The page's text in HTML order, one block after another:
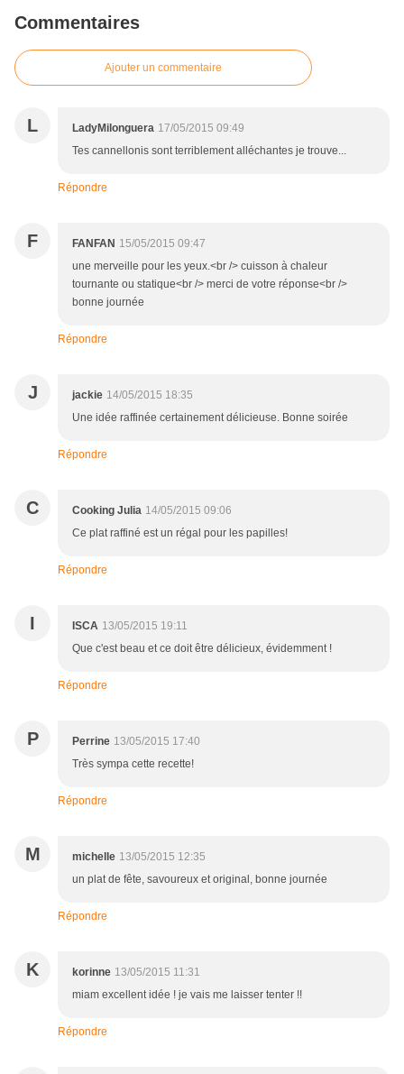
Commentaires
Ajouter un commentaire
L LadyMilonguera 17/05/2015 09:49
Tes cannellonis sont terriblement alléchantes je trouve...
Répondre
F FANFAN 15/05/2015 09:47
une merveille pour les yeux.<br /> cuisson à chaleur
tournante ou statique<br /> merci de votre réponse<br />
bonne journée
Répondre
J jackie 14/05/2015 18:35
Une idée raffinée certainement délicieuse. Bonne soirée
Répondre
C Cooking Julia 14/05/2015 09:06
Ce plat raffiné est un régal pour les papilles!
Répondre
I ISCA 13/05/2015 19:11
Que c'est beau et ce doit être délicieux, évidemment !
Répondre
P Perrine 13/05/2015 17:40
Très sympa cette recette!
Répondre
M michelle 13/05/2015 12:35
un plat de fête, savoureux et original, bonne journée
Répondre
K korinne 13/05/2015 11:31
miam excellent idée ! je vais me laisser tenter !!
Répondre